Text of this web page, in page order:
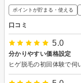
ポイントが貯まる・使える
口コミ
5.0
分かりやすい価格設定